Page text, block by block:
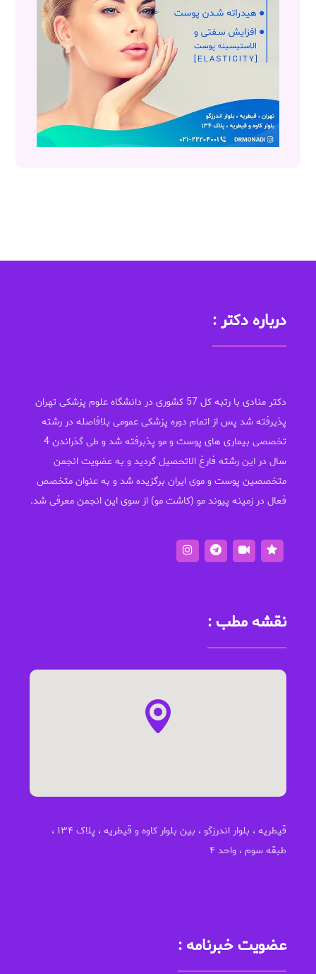
درباره دکتر :
دکتر منادی با رتبه کل 57 کشوری در دانشگاه علوم پزشکی تهران
پذیرفته شد پس از اتمام دوره پزشکی عمومی بلافاصله در رشته
تخصصی بیماری های پوست و مو پذبرفته شد و طی گذراندن 4
سال در این رشته فارغ الاتحصیل گردید و به عضویت انجمن
متخصصین پوست و موی ایران برگزیده شد و به عنوان متخصص
فعال در زمینه پیوند مو (کاشت مو) از سوی این انجمن معرفی شد.
نقشه مطب :
قیطریه ، بلوار اندرزگو ، بین بلوار کاوه و قیطریه ، پلاک ۱۳۴ ،
طبقه سوم ، واحد ۴
عضویت خبرنامه :